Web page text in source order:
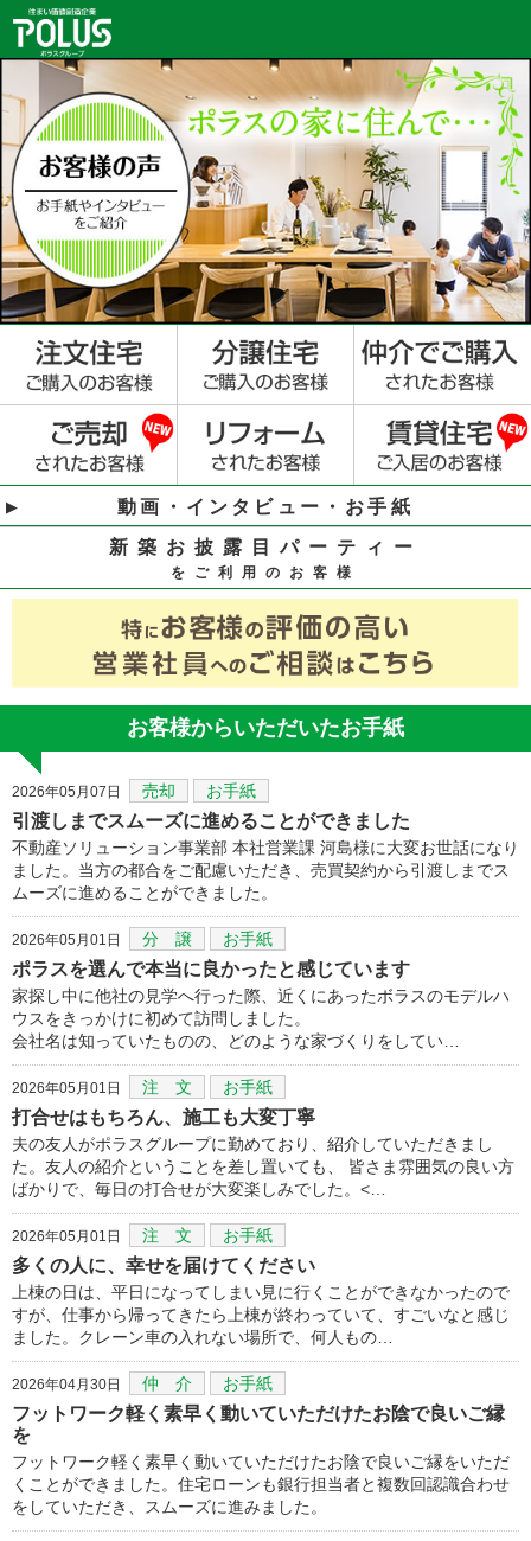
動画・インタビュー・お手紙
新築お披露目パーティー
をご利用のお客様
お客様からいただいたお手紙
2026年05月07日 売却 お手紙
引渡しまでスムーズに進めることができました
不動産ソリューション事業部 本社営業課 河島様に大変お世話になり
ました。当方の都合をご配慮いただき、売買契約から引渡しまでス
ムーズに進めることができました。
2026年05月01日 分 譲 お手紙
ポラスを選んで本当に良かったと感じています
家探し中に他社の見学へ行った際、近くにあったボラスのモデルハ
ウスをきっかけに初めて訪問しました。
会社名は知っていたものの、どのような家づくりをしてい…
2026年05月01日 注 文 お手紙
打合せはもちろん、施工も大変丁寧
夫の友人がポラスグループに勤めており、紹介していただきまし
た。友人の紹介ということを差し置いても、 皆さま雰囲気の良い方
ばかりで、毎日の打合せが大変楽しみでした。<…
2026年05月01日 注 文 お手紙
多くの人に、幸せを届けてください
上棟の日は、平日になってしまい見に行くことができなかったので
すが、仕事から帰ってきたら上棟が終わっていて、すごいなと感じ
ました。クレーン車の入れない場所で、何人もの…
2026年04月30日 仲 介 お手紙
フットワーク軽く素早く動いていただけたお陰で良いご縁
を
フットワーク軽く素早く動いていただけたお陰で良いご縁をいただ
くことができました。住宅ローンも銀行担当者と複数回認識合わせ
をしていただき、スムーズに進みました。